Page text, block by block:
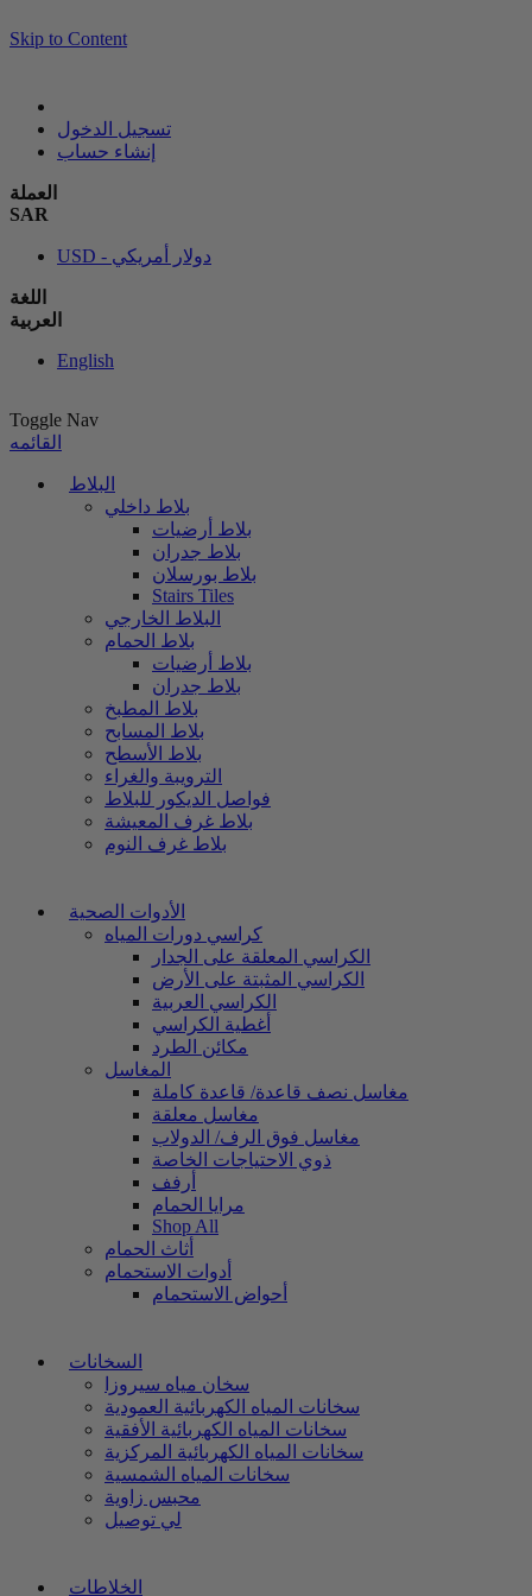
Skip to Content
تسجيل الدخول
إنشاء حساب
العملة
SAR
USD - دولار أمريكي
اللغة
العربية
English
Toggle Nav
القائمه
البلاط
بلاط داخلي
بلاط أرضيات
بلاط جدران
بلاط بورسلان
Stairs Tiles
البلاط الخارجي
بلاط الحمام
بلاط أرضيات
بلاط جدران
بلاط المطبخ
بلاط المسابح
بلاط الأسطح
الترويبة والغراء
فواصل الديكور للبلاط
بلاط غرف المعيشة
بلاط غرف النوم
الأدوات الصحية
كراسي دورات المياه
الكراسي المعلقة على الجدار
الكراسي المثبتة على الأرض
الكراسي العربية
أغطية الكراسي
مكائن الطرد
المغاسل
مغاسل نصف قاعدة/ قاعدة كاملة
مغاسل معلقة
مغاسل فوق الرف/ الدولاب
ذوي الاحتياجات الخاصة
أرفف
مرايا الحمام
Shop All
أثاث الحمام
أدوات الاستحمام
أحواض الاستحمام
السخانات
سخان مياه سيروزا
سخانات المياه الكهربائية العمودية
سخانات المياه الكهربائية الأفقية
سخانات المياه الكهربائية المركزية
سخانات المياه الشمسية
محبس زاوية
لي توصيل
الخلاطات